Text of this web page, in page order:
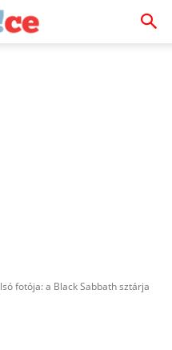
fotója: a Black Sabbath sztárja